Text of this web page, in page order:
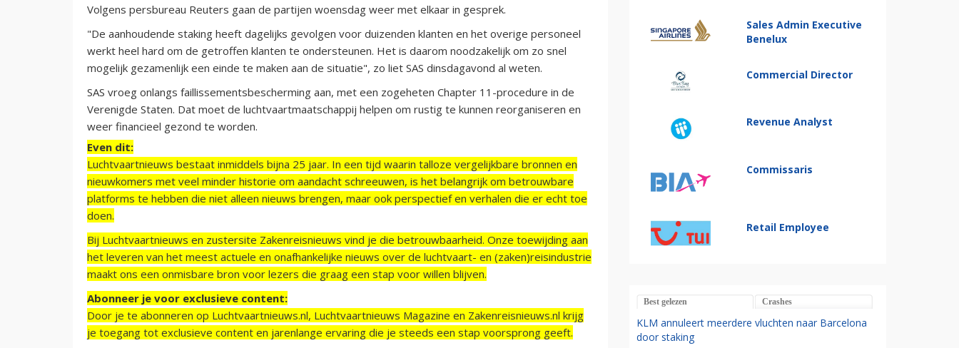
Volgens persbureau Reuters gaan de partijen woensdag weer met elkaar in gesprek.
"De aanhoudende staking heeft dagelijks gevolgen voor duizenden klanten en het overige personeel
werkt heel hard om de getroffen klanten te ondersteunen. Het is daarom noodzakelijk om zo snel
mogelijk gezamenlijk een einde te maken aan de situatie", zo liet SAS dinsdagavond al weten.
SAS vroeg onlangs faillissementsbescherming aan, met een zogeheten Chapter 11-procedure in de
Verenigde Staten. Dat moet de luchtvaartmaatschappij helpen om rustig te kunnen reorganiseren en
weer financieel gezond te worden.
Even dit:
Luchtvaartnieuws bestaat inmiddels bijna 25 jaar. In een tijd waarin talloze vergelijkbare bronnen en
nieuwkomers met veel minder historie om aandacht schreeuwen, is het belangrijk om betrouwbare
platforms te hebben die niet alleen nieuws brengen, maar ook perspectief en verhalen die er echt toe
doen.
Bij Luchtvaartnieuws en zustersite Zakenreisnieuws vind je die betrouwbaarheid. Onze toewijding aan
het leveren van het meest actuele en onafhankelijke nieuws over de luchtvaart- en (zaken)reisindustrie
maakt ons een onmisbare bron voor lezers die graag een stap voor willen blijven.
Abonneer je voor exclusieve content:
Door je te abonneren op Luchtvaartnieuws.nl, Luchtvaartnieuws Magazine en Zakenreisnieuws.nl krijg
je toegang tot exclusieve content en jarenlange ervaring die je steeds een stap voorsprong geeft.
Sales Admin Executive
Benelux
Commercial Director
Revenue Analyst
Commissaris
Retail Employee
Best gelezen Crashes
KLM annuleert meerdere vluchten naar Barcelona
door staking